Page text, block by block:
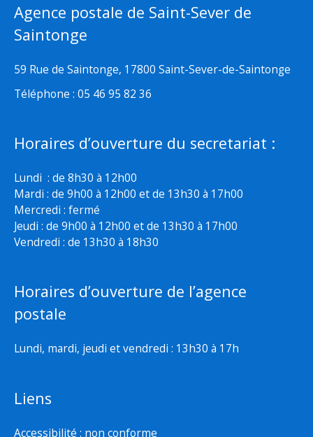
Agence postale de Saint-Sever de
Saintonge
59 Rue de Saintonge, 17800 Saint-Sever-de-Saintonge
Téléphone : 05 46 95 82 36
Horaires d’ouverture du secretariat :
Lundi : de 8h30 à 12h00
Mardi : de 9h00 à 12h00 et de 13h30 à 17h00
Mercredi : fermé
Jeudi : de 9h00 à 12h00 et de 13h30 à 17h00
Vendredi : de 13h30 à 18h30
Horaires d’ouverture de l’agence
postale
Lundi, mardi, jeudi et vendredi : 13h30 à 17h
Liens
Accessibilité : non conforme